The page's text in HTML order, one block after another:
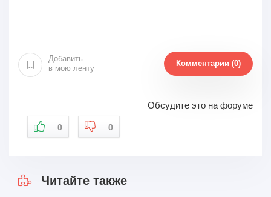
Добавить
в мою ленту
Комментарии (0)
Обсудите это на форуме
0 0
Читайте также